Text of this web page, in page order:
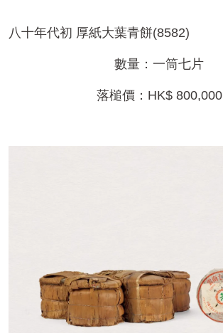
八十年代初 厚紙大葉青餅(8582)
數量：一筒七片
落槌價：HK$ 800,000